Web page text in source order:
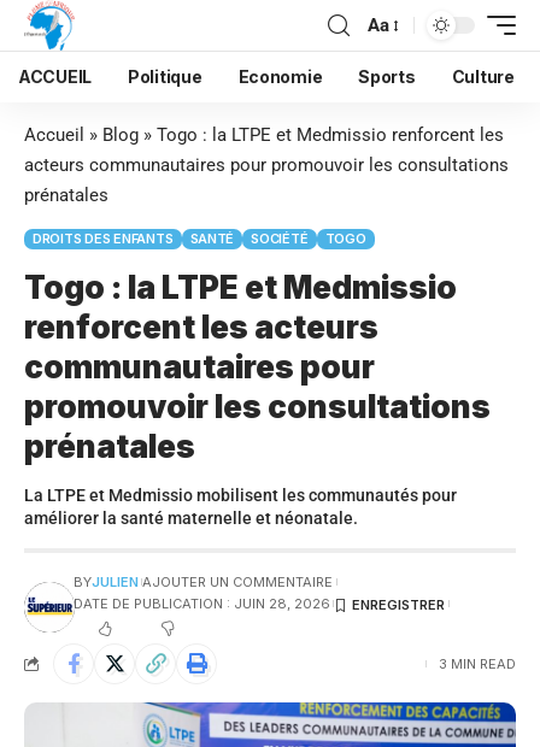
Aa
ACCUEIL Politique Economie Sports Culture
Accueil » Blog » Togo : la LTPE et Medmissio renforcent les
acteurs communautaires pour promouvoir les consultations
prénatales
DROITS DES ENFANTS SANTÉ SOCIÉTÉ TOGO
Togo : la LTPE et Medmissio
renforcent les acteurs
communautaires pour
promouvoir les consultations
prénatales
La LTPE et Medmissio mobilisent les communautés pour
améliorer la santé maternelle et néonatale.
BYJULIEN AJOUTER UN COMMENTAIRE
DATE DE PUBLICATION : JUIN 28, 2026
3 MIN READ